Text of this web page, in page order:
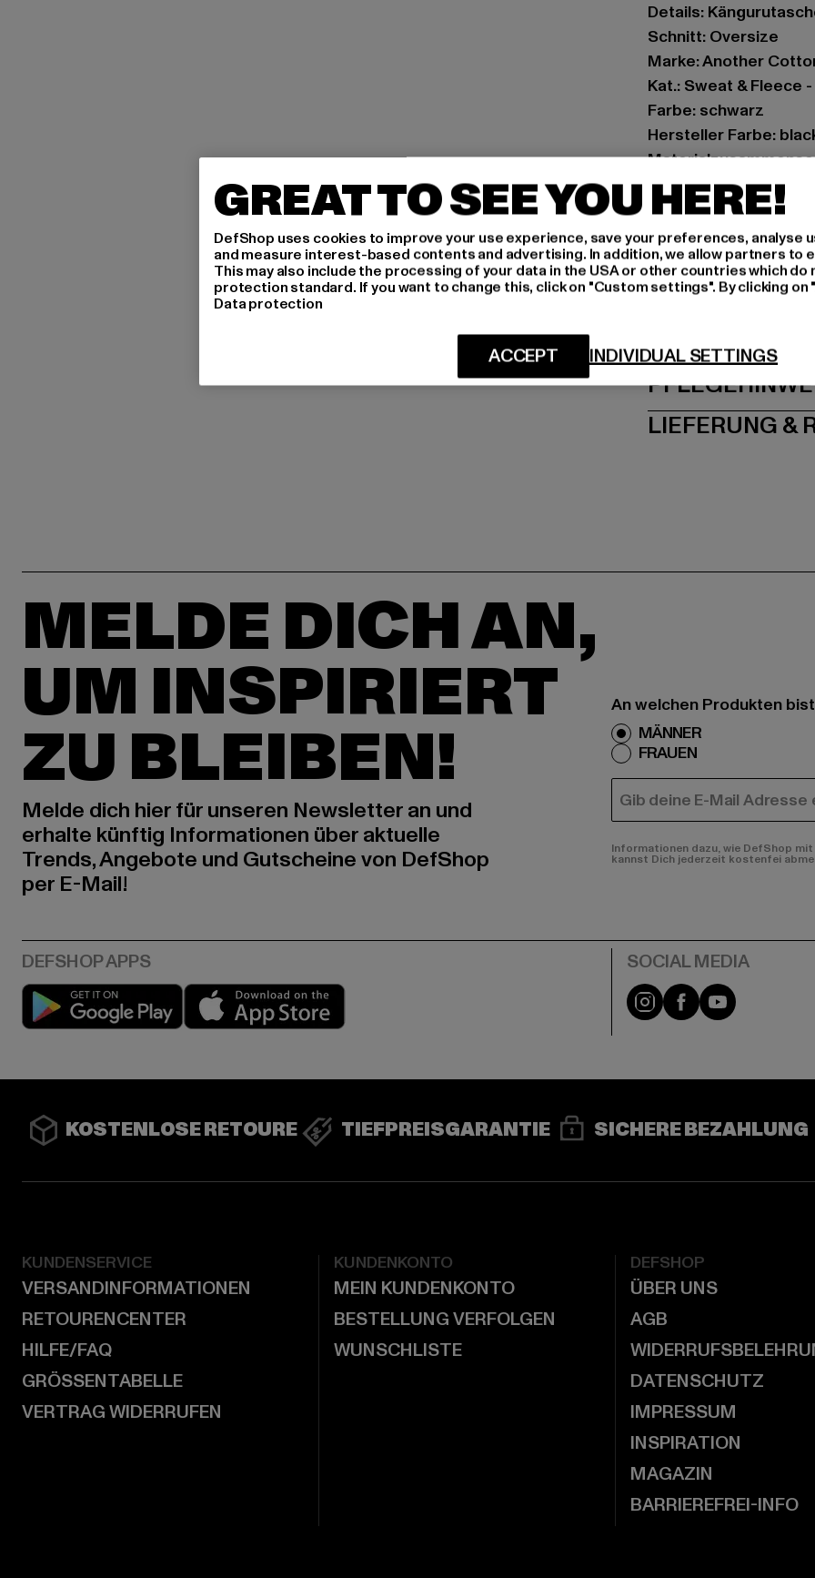
Details:
Schnitt: Oversize
Marke: Another
Kat.: Sweat & Fleece
Farbe: schwarz
Hersteller Farbe:
Art.Nr: PD00002041-
Hersteller: Urban
Schanzenstraße 41 |
GRÖSSE
LIEFERUNG &
MELDE DICH AN,
UM INSPIRIERT
ZU BLEIBEN!
Melde dich hier für unseren Newsletter an und
erhalte künftig Informationen über aktuelle
Trends, Angebote und Gutscheine von DefShop
per E-Mail!
An welchen Produkten
MÄNNER
FRAUEN
E-MAIL
Informationen dazu, wie DefShop
kannst Dich jederzeit kostenfei
Play market Instagram
FacebookYouTube
KOSTENLOSE RETOURE TIEFPREISGARANTIE SICHERE BEZAHLUNG
KUNDENSERVICE
VERSANDINFORMATIONEN
RETOURENCENTER
HILFE/FAQ
GRÖSSENTABELLE
VERTRAG WIDERRUFEN
KUNDENKONTO
MEIN KUNDENKONTO
BESTELLUNG VERFOLGEN
WUNSCHLISTE
DEFSHOP
ÜBER UNS
AGB
DATENSCHUTZ
IMPRESSUM
INSPIRATION
MAGAZIN
BARRIEREFREI-INFO
GREAT TO SEE YOU HERE!
DefShop uses cookies to improve your use experience, save your preferences, analyse
and measure interest-based contents and advertising. In addition, we allow partners to
This may also include the processing of your data in the USA or other countries which do
protection standard. If you want to change this, click on "Custom settings". By clicking
Data protection
INDIVIDUAL SETTINGS
ACCEPT